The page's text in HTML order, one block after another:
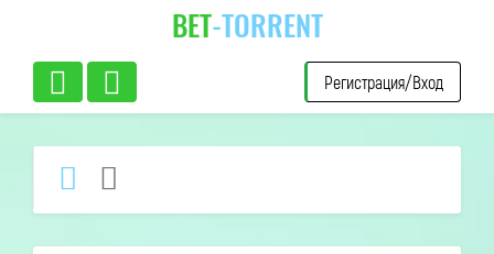
BET-TORRENT
Регистрация/Вход